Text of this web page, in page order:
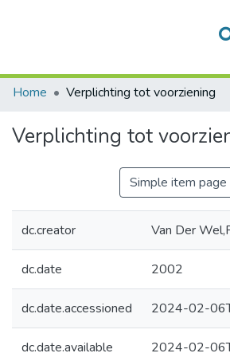
Communities &
Statistics
All of DSpace
Home
Verplichting tot voorziening
Verplichting tot
Simple item page
dc.creator Van Der
dc.date 2002
dc.date.accessioned 2024-02-
dc.date.available 2024-02-